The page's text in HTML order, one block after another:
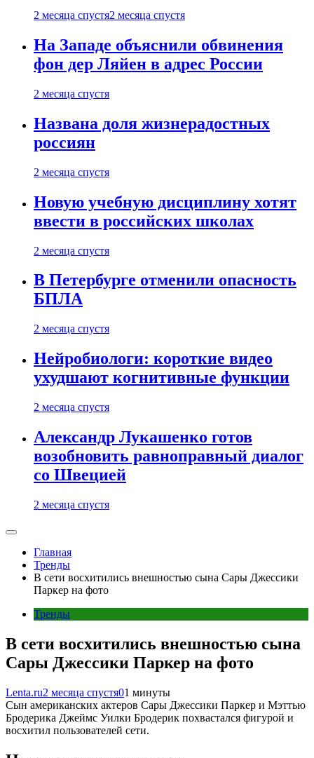
2 месяца спустя2 месяца спустя
На Западе объяснили обвинения
фон дер Ляйен в адрес России
2 месяца спустя
Названа доля жизнерадостных
россиян
2 месяца спустя
Новую учебную дисциплину хотят
ввести в российских школах
2 месяца спустя
В Петербурге отменили опасность
БПЛА
2 месяца спустя
Нейробиологи: короткие видео
ухудшают когнитивные функции
2 месяца спустя
Александр Лукашенко готов
возобновить равноправный диалог
со Швецией
2 месяца спустя
Главная
Тренды
В сети восхитились внешностью сына Сары Джессики
Паркер на фото
Тренды
В сети восхитились внешностью сына
Сары Джессики Паркер на фото
Lenta.ru2 месяца спустя01 минуты
Сын американских актеров Сары Джессики Паркер и Мэттью
Бродерика Джеймс Уилки Бродерик похвастался фигурой и
восхитил пользователей сети.